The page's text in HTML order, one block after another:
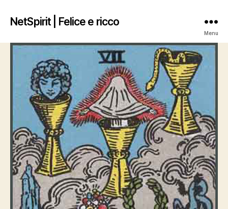
NetSpirit | Felice e ricco
Menu